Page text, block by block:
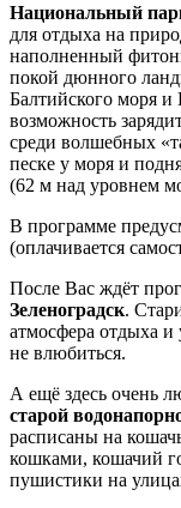
Национальный
для отдыха на
наполненный
покой дюнного
Балтийского моря и
возможность
среди волшебных
песке у моря и
(62 м над уровнем
В программе
(оплачивается
После Вас ждёт
Зеленоградск.
атмосфера отдыха и
не влюбиться.
А ещё здесь очень
старой
расписаны на
кошками, кошачий
пушистики на